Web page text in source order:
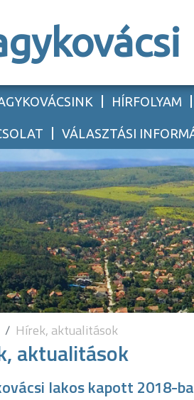
HÍRFOLYAM
VÁLASZTÁSI
Hírek, aktualitások
aktualitások
lakos kapott 2018-